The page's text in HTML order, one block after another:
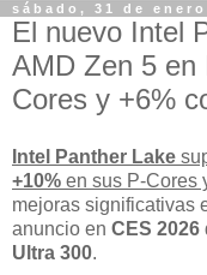
sábado, 31 de enero
El nuevo Intel
AMD Zen 5 en
Cores y +6%
Intel Panther Lake
+10% en sus P-Cores
mejoras significativas
anuncio en CES 2026
Ultra 300.